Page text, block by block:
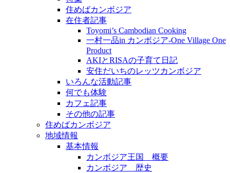
住めばカンボジア
在住者記事
Toyomi’s Cambodian Cooking
一村一品in カンボジア-One Village One
Product
AKIとRISAの子育て日記
安住だいちのレッツカンボジア
いろんな活動記事
何でも体験
カフェ記事
その他の記事
住めばカンボジア
地域情報
基本情報
カンボジア王国 概要
カンボジア 歴史